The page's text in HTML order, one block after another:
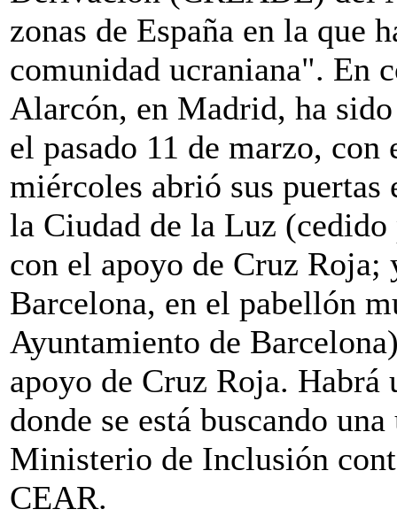
zonas de España en la que
comunidad ucraniana". En
Alarcón, en Madrid, ha
el pasado 11 de marzo,
miércoles abrió sus
la Ciudad de la Luz
con el apoyo de Cruz Roja;
Barcelona, en el pabellón
Ayuntamiento de
apoyo de Cruz Roja.
donde se está buscando
Ministerio de Inclusión
CEAR.